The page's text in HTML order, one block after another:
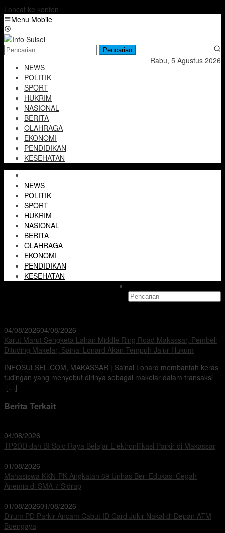
Loncat ke konten
Menu Mobile
Pencarian
Rabu, 5 Agustus 2026
NEWS
POLITIK
SPORT
HUKRIM
NASIONAL
BERITA
OLAHRAGA
EKONOMI
PENDIDIKAN
KESEHATAN
NEWS
POLITIK
SPORT
HUKRIM
NASIONAL
BERITA
OLAHRAGA
EKONOMI
PENDIDIKAN
KESEHATAN
04/08/202604/08/2026
Karut Marut Sengketa Lahan Middle Ring Road Makassar, Pembeli
Dituding Makelar, Sainal Lonard Akan Tempuh Jalur Hukum
INFOSULSEL.COM, MAKASSAR | Sainal Lonard membantah keras
tudingan yang menyebut dirinya sebagai makelar dalam transaksi
[…]
Berita Terkait
04/08/2026
TP2DD dan BI Solo Raya Belajar Elektronifikasi Parkir di Makassar
01/08/2026
Mahasiswa KKN-PK Angkatan 69 Unhas Beri Edukasi Cegah
Anemia di SMA 7 Sidrap
01/08/202601/08/2026
Dirum PD Parkir Ancam Cabut ID Card Jukir Nakal di Depan ATM
Boengaya